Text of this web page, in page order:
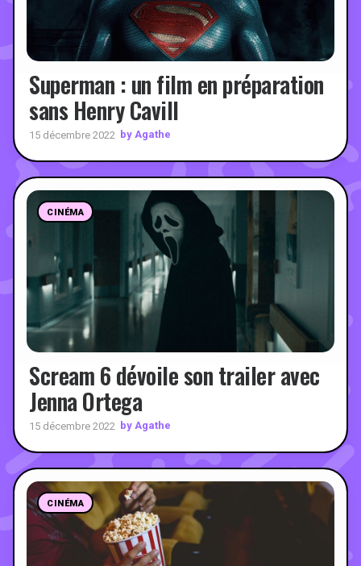
Superman : un film en préparation
sans Henry Cavill
15 décembre 2022 by Agathe
CINÉMA
Scream 6 dévoile son trailer avec
Jenna Ortega
15 décembre 2022 by Agathe
CINÉMA